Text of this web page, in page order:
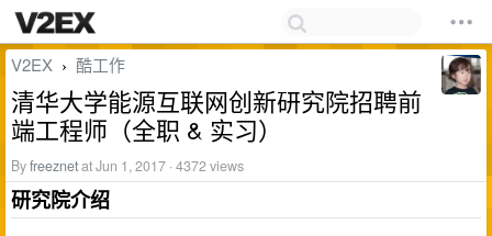
V2EX › 酷工作
清华大学能源互联网创新研究院招聘前
端工程师（全职 & 实习）
Byfreeznetat Jun 1, 2017 · 4372 views
研究院介绍